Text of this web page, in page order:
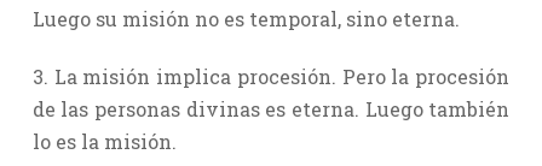
Luego su misión no es temporal, sino eterna.
3. La misión implica procesión. Pero la procesión
de las personas divinas es eterna. Luego también
lo es la misión.